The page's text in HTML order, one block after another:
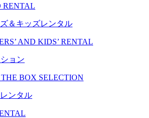
RENTAL
＆キッズレンタル
AND KIDS’ RENTAL
ョン
BOX SELECTION
ンタル